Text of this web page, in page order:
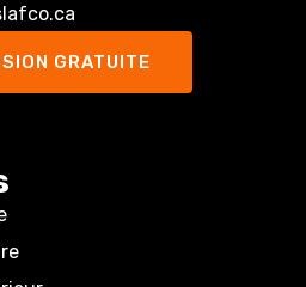
GRATUITE